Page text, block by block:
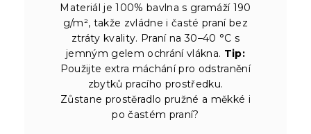
Materiál je 100% bavlna s gramáží 190
g/m², takže zvládne i časté praní bez
ztráty kvality. Praní na 30–40 °C s
jemným gelem ochrání vlákna. Tip:
Použijte extra máchání pro odstranění
zbytků pracího prostředku.
Zůstane prostěradlo pružné a měkké i
po častém praní?